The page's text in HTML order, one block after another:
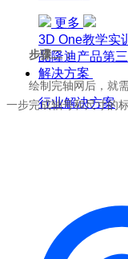
更多
3D One教学实
品隆迪产品第
解决方案
行业解决方案
步骤二：
绘制完轴网后，就
一步完成轴号和尺寸的